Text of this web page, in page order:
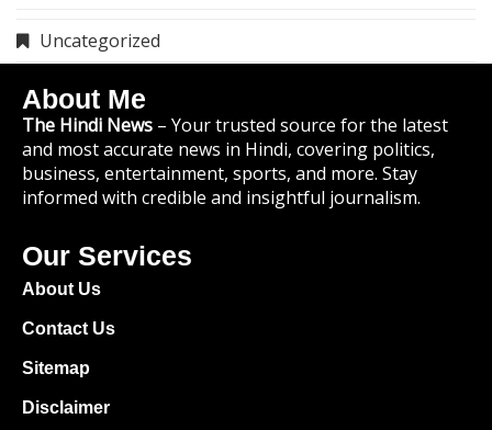
Uncategorized
About Me
The Hindi News – Your trusted source for the latest
and most accurate news in Hindi, covering politics,
business, entertainment, sports, and more. Stay
informed with credible and insightful journalism.
Our Services
About Us
Contact Us
Sitemap
Disclaimer